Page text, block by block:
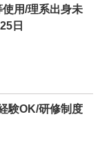
用/理系出身未
日
験OK/研修制度